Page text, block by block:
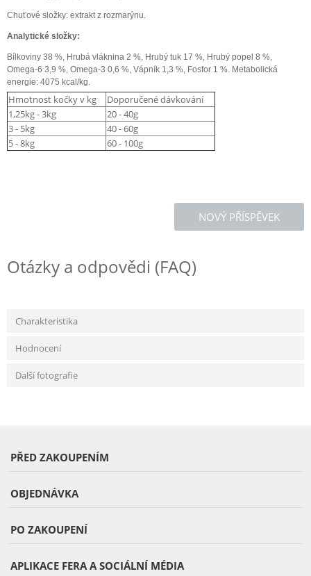
Chuťové složky: extrakt z rozmarýnu.
Analytické složky:
Bílkoviny 38 %, Hrubá vláknina 2 %, Hrubý tuk 17 %, Hrubý popel 8 %,
Omega-6 3,9 %, Omega-3 0,6 %, Vápník 1,3 %, Fosfor 1 %. Metabolická
energie: 4075 kcal/kg.
Hmotnost kočky v kg
Doporučené dávkování
1,25kg - 3kg
20 - 40g
3 - 5kg
40 - 60g
5 - 8kg
60 - 100g
NOVÝ PŘÍSPĚVEK
Otázky a odpovědi (FAQ)
Charakteristika
Hodnocení
Další fotografie
PŘED ZAKOUPENÍM
OBJEDNÁVKA
PO ZAKOUPENÍ
APLIKACE FERA A SOCIÁLNÍ MÉDIA